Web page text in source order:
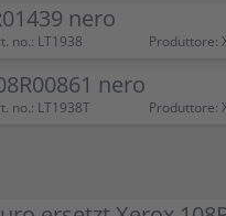
nero
no.: LT1938 Produttore:
nero
no.: LT1938T Produttore: